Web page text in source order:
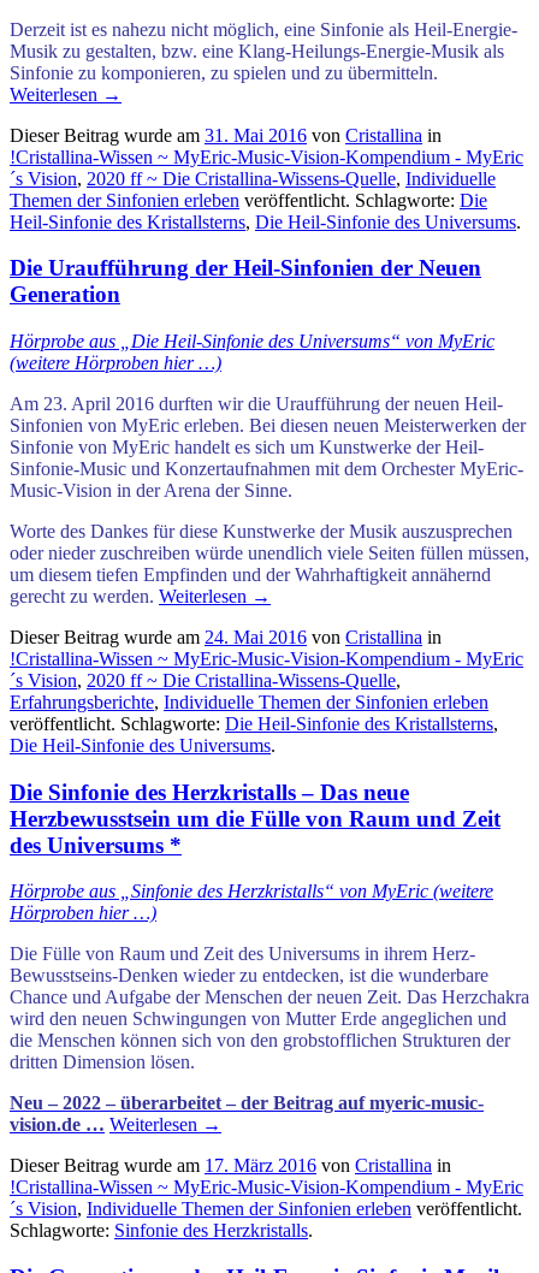
Derzeit ist es nahezu nicht möglich, eine Sinfonie als Heil-Energie-
Musik zu gestalten, bzw. eine Klang-Heilungs-Energie-Musik als
Sinfonie zu komponieren, zu spielen und zu übermitteln.
Weiterlesen →
Dieser Beitrag wurde am 31. Mai 2016 von Cristallina in
!Cristallina-Wissen ~ MyEric-Music-Vision-Kompendium - MyEric
´s Vision, 2020 ff ~ Die Cristallina-Wissens-Quelle, Individuelle
Themen der Sinfonien erleben veröffentlicht. Schlagworte: Die
Heil-Sinfonie des Kristallsterns, Die Heil-Sinfonie des Universums.
Die Uraufführung der Heil-Sinfonien der Neuen
Generation
Hörprobe aus „Die Heil-Sinfonie des Universums“ von MyEric
(weitere Hörproben hier …)
Am 23. April 2016 durften wir die Uraufführung der neuen Heil-
Sinfonien von MyEric erleben. Bei diesen neuen Meisterwerken der
Sinfonie von MyEric handelt es sich um Kunstwerke der Heil-
Sinfonie-Music und Konzertaufnahmen mit dem OrchesterMyEric-
Music-Vision in der Arena der Sinne.
Worte des Dankes für diese Kunstwerke der Musik auszusprechen
oder nieder zuschreiben würde unendlich viele Seiten füllen müssen,
um diesem tiefen Empfinden und der Wahrhaftigkeit annähernd
gerecht zu werden. Weiterlesen →
Dieser Beitrag wurde am 24. Mai 2016 von Cristallina in
!Cristallina-Wissen ~ MyEric-Music-Vision-Kompendium - MyEric
´s Vision, 2020 ff ~ Die Cristallina-Wissens-Quelle,
Erfahrungsberichte, Individuelle Themen der Sinfonien erleben
veröffentlicht. Schlagworte: Die Heil-Sinfonie des Kristallsterns,
Die Heil-Sinfonie des Universums.
Die Sinfonie des Herzkristalls – Das neue
Herzbewusstsein um die Fülle von Raum und Zeit
des Universums *
Hörprobe aus „Sinfonie des Herzkristalls“ von MyEric (weitere
Hörproben hier …)
Die Fülle von Raum und Zeit des Universums in ihrem Herz-
Bewusstseins-Denken wieder zu entdecken, ist die wunderbare
Chance und Aufgabe der Menschen der neuen Zeit. Das Herzchakra
wird den neuen Schwingungen von Mutter Erde angeglichen und
die Menschen können sich von den grobstofflichen Strukturen der
dritten Dimension lösen.
Neu – 2022 – überarbeitet – der Beitrag auf myeric-music-
vision.de … Weiterlesen →
Dieser Beitrag wurde am 17. März 2016 von Cristallina in
!Cristallina-Wissen ~ MyEric-Music-Vision-Kompendium - MyEric
´s Vision, Individuelle Themen der Sinfonien erleben veröffentlicht.
Schlagworte: Sinfonie des Herzkristalls.